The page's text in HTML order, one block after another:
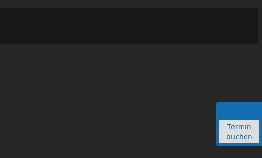
Termin
buchen